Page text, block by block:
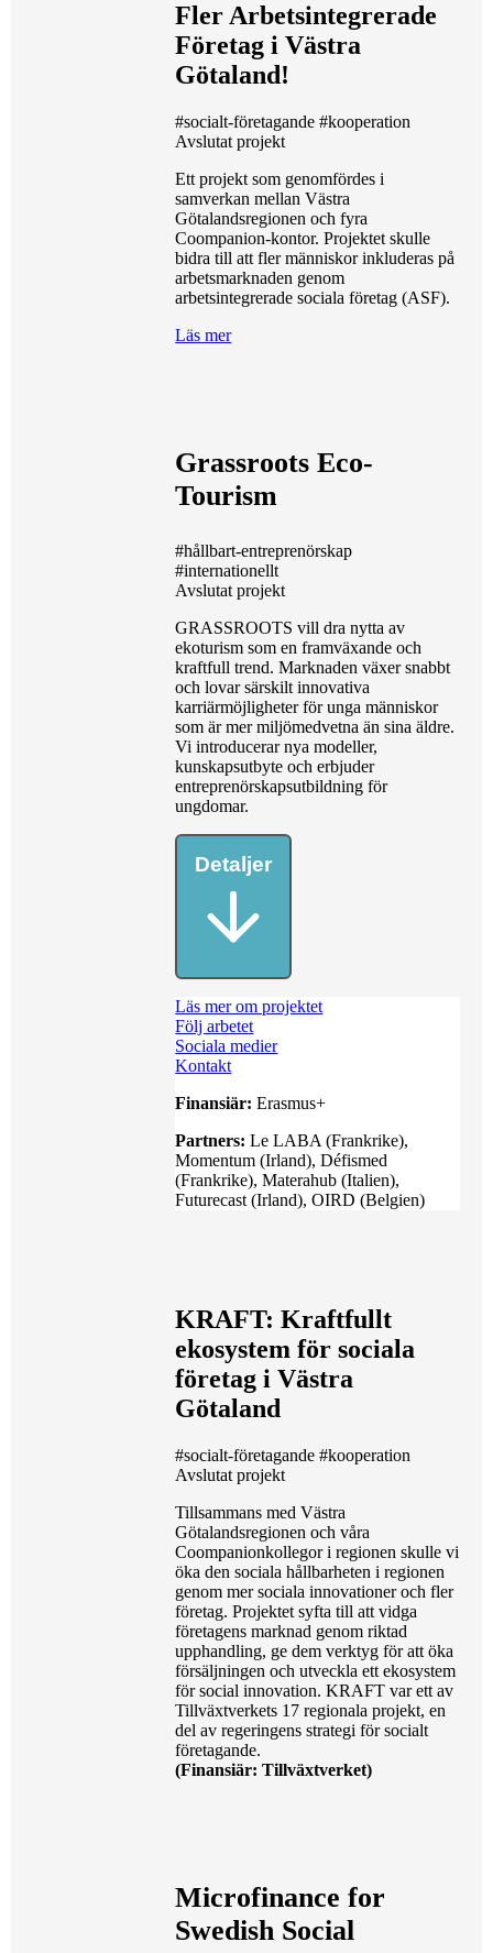
Fler Arbetsintegrerade
Företag i Västra
Götaland!
#socialt-företagande #kooperation
Avslutat projekt
Ett projekt som genomfördes i
samverkan mellan Västra
Götalandsregionen och fyra
Coompanion-kontor. Projektet skulle
bidra till att fler människor inkluderas på
arbetsmarknaden genom
arbetsintegrerade sociala företag (ASF).
Läs mer
Grassroots Eco-
Tourism
#hållbart-entreprenörskap
#internationellt
Avslutat projekt
GRASSROOTS vill dra nytta av
ekoturism som en framväxande och
kraftfull trend. Marknaden växer snabbt
och lovar särskilt innovativa
karriärmöjligheter för unga människor
som är mer miljömedvetna än sina äldre.
Vi introducerar nya modeller,
kunskapsutbyte och erbjuder
entreprenörskapsutbildning för
ungdomar.
Detaljer
Läs mer om projektet
Följ arbetet
Sociala medier
Kontakt
Finansiär: Erasmus+
Partners: Le LABA (Frankrike),
Momentum (Irland), Défismed
(Frankrike), Materahub (Italien),
Futurecast (Irland), OIRD (Belgien)
KRAFT: Kraftfullt
ekosystem för sociala
företag i Västra
Götaland
#socialt-företagande #kooperation
Avslutat projekt
Tillsammans med Västra
Götalandsregionen och våra
Coompanion­kollegor i regionen skulle vi
öka den sociala hållbarheten i regionen
genom mer sociala innovationer och fler
företag. Projektet syfta till att vidga
företagens marknad genom riktad
upphandling, ge dem verktyg för att öka
försäljningen och utveckla ett ekosystem
för social innovation. KRAFT var ett av
Tillväxtverkets 17 regionala projekt, en
del av regeringens strategi för socialt
företagande.
(Finansiär: Tillväxtverket)
Microfinance for
Swedish Social